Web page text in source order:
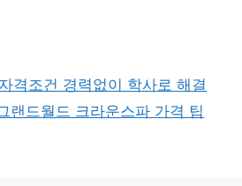
격조건 경력없이 학사로 해결
랜드월드 크라운스파 가격 팁